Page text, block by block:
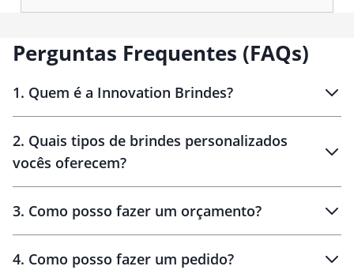
ou rotina profissional. Funcional
corporativo de fácil aceitação,
associado à organização,
mantendo a marca presente em
diferentes momentos da rotina.
Perguntas Frequentes (FAQs)
1. Quem é a Innovation Brindes?
Brindes personalizados
2. Quais tipos de brindes personalizados
vocês oferecem?
personalizados
3. Como posso fazer um orçamento?
4. Como posso fazer um pedido?